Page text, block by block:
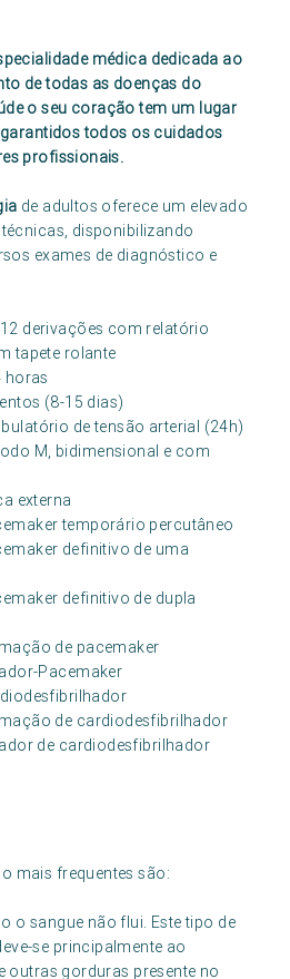
médica dedicada ao
de todas as doenças do
o seu coração tem um lugar
todos os cuidados
profissionais.
de adultos oferece um elevado
disponibilizando
exames de diagnóstico e
derivações com relatório
tapete rolante
horas
(8-15 dias)
de tensão arterial (24h)
M, bidimensional e com
externa
temporário percutâneo
definitivo de uma
definitivo de dupla
de pacemaker
Pacemaker
de cardiodesfibrilhador
de cardiodesfibrilhador
mais frequentes são:
o sangue não flui. Este tipo de
se principalmente ao
outras gorduras presente no